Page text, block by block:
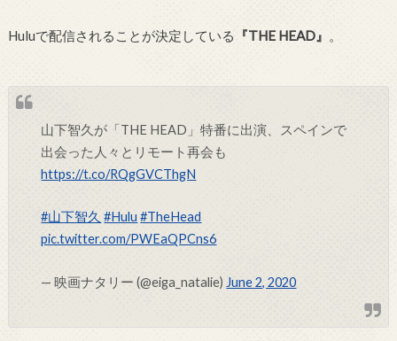
Huluで配信されることが決定している 『THE HEAD』 。
山下智久が「THE HEAD」特番に出演、スペインで
出会った人々とリモート再会も
https://t.co/RQgGVCThgN
#山下智久 #Hulu #TheHead
pic.twitter.com/PWEaQPCns6
— 映画ナタリー (@eiga_natalie) June 2, 2020